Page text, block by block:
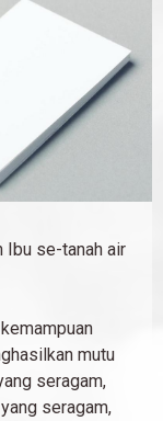
Ibu se-tanah air
mutu
seragam,
seragam,